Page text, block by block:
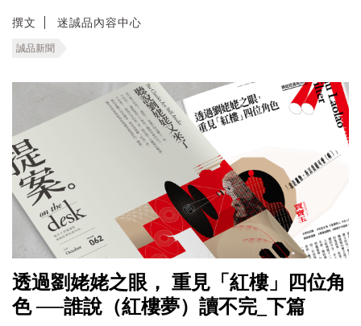
撰文 迷誠品內容中心
誠品新聞
透過劉姥姥之眼， 重見「紅樓」四位角
色 ──誰說（紅樓夢）讀不完_下篇